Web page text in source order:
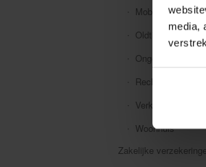
media,
Mobiele dekking
Oldtimer
Ongevallen
Rechtsbijstand
Woonhuis
Zakelijke